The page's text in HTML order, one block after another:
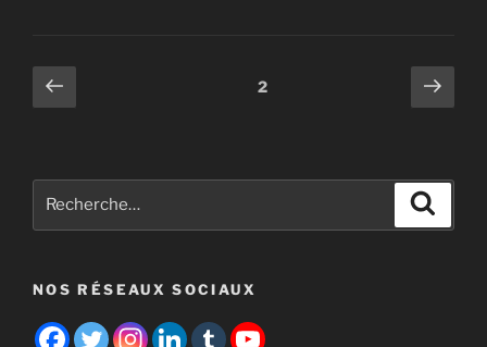
étrange »
Pagination
des
Page
précédente
Page2
Page
NOS RÉSEAUX SOCIAUX